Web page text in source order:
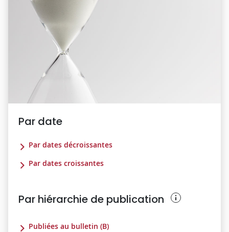
Par date
Par dates décroissantes
Par dates croissantes
Par hiérarchie de publication
Publiées au bulletin (B)